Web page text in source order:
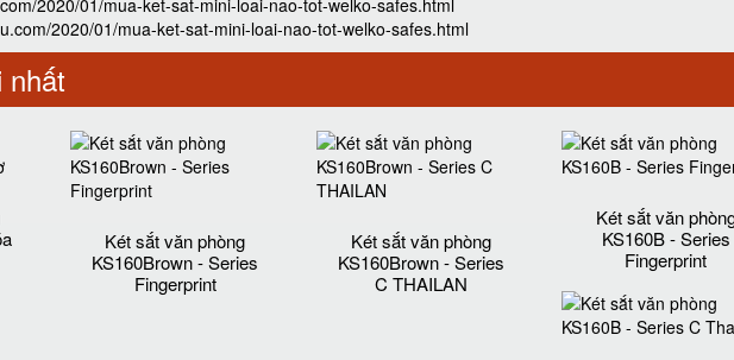
2020/01/mua-ket-sat-mini-loai-nao-tot-welko-safes.html
2020/01/mua-ket-sat-mini-loai-nao-tot-welko-safes.html
nhất
Két sắt văn phòng
KS160Brown - Series
Fingerprint
Két sắt văn phòng
KS160Brown - Series
C THAILAN
Két sắt văn
KS160B - Series
Fingerprint